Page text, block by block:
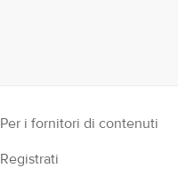
Per i fornitori di contenuti
Registrati